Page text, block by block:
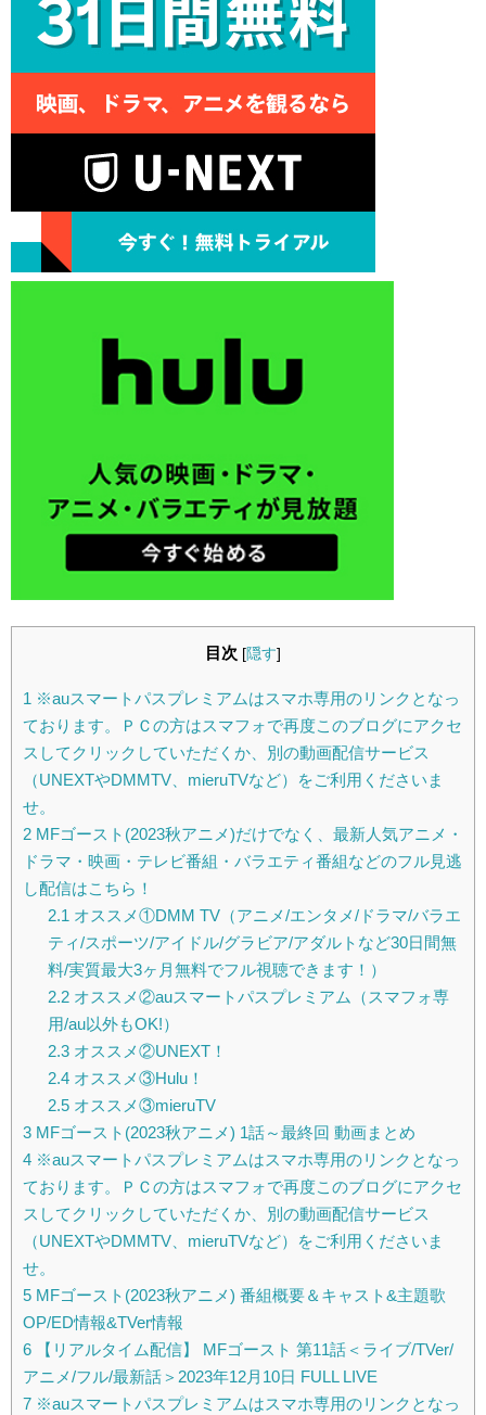
目次 [隠す]
1 ※auスマートパスプレミアムはスマホ専用のリンクとなっ
ております。ＰＣの方はスマフォで再度このブログにアクセ
スしてクリックしていただくか、別の動画配信サービス
（UNEXTやDMMTV、mieruTVなど）をご利用くださいま
せ。
2 MFゴースト(2023秋アニメ)だけでなく、最新人気アニメ・
ドラマ・映画・テレビ番組・バラエティ番組などのフル見逃
し配信はこちら！
2.1オススメ①DMM TV（アニメ/エンタメ/ドラマ/バラエ
ティ/スポーツ/アイドル/グラビア/アダルトなど30日間無
料/実質最大3ヶ月無料でフル視聴できます！）
2.2オススメ②auスマートパスプレミアム（スマフォ専
用/au以外もOK!）
2.3オススメ②UNEXT！
2.4オススメ③Hulu！
2.5オススメ③mieruTV
3 MFゴースト(2023秋アニメ) 1話～最終回 動画まとめ
4 ※auスマートパスプレミアムはスマホ専用のリンクとなっ
ております。ＰＣの方はスマフォで再度このブログにアクセ
スしてクリックしていただくか、別の動画配信サービス
（UNEXTやDMMTV、mieruTVなど）をご利用くださいま
せ。
5 MFゴースト(2023秋アニメ) 番組概要＆キャスト&主題歌
OP/ED情報&TVer情報
6 【リアルタイム配信】 MFゴースト 第11話＜ライブ/TVer/
アニメ/フル/最新話＞2023年12月10日 FULL LIVE
7 ※auスマートパスプレミアムはスマホ専用のリンクとなっ